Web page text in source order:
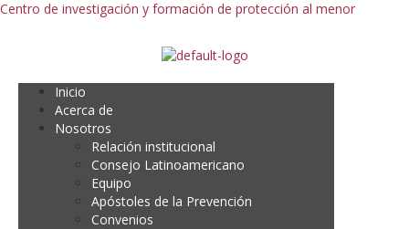
Centro de investigación y formación de protección al menor
Inicio
Acerca de
Nosotros
Relación institucional
Consejo Latinoamericano
Equipo
Apóstoles de la Prevención
Convenios